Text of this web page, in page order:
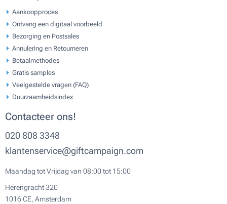
Aankoopproces
Ontvang een digitaal voorbeeld
Bezorging en Postsales
Annulering en Retourneren
Betaalmethodes
Gratis samples
Veelgestelde vragen (FAQ)
Duurzaamheidsindex
Contacteer ons!
020 808 3348
klantenservice@giftcampaign.com
Maandag tot Vrijdag van 08:00 tot 15:00
Herengracht 320
1016 CE, Amsterdam